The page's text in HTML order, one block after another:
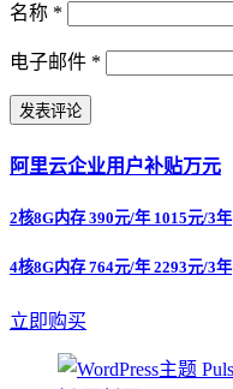
名称 *
电子邮件 *
阿里云企业用户补贴万元
2核8G内存 390元/年 1015元/3年
4核8G内存 764元/年 2293元/3年
立即购买